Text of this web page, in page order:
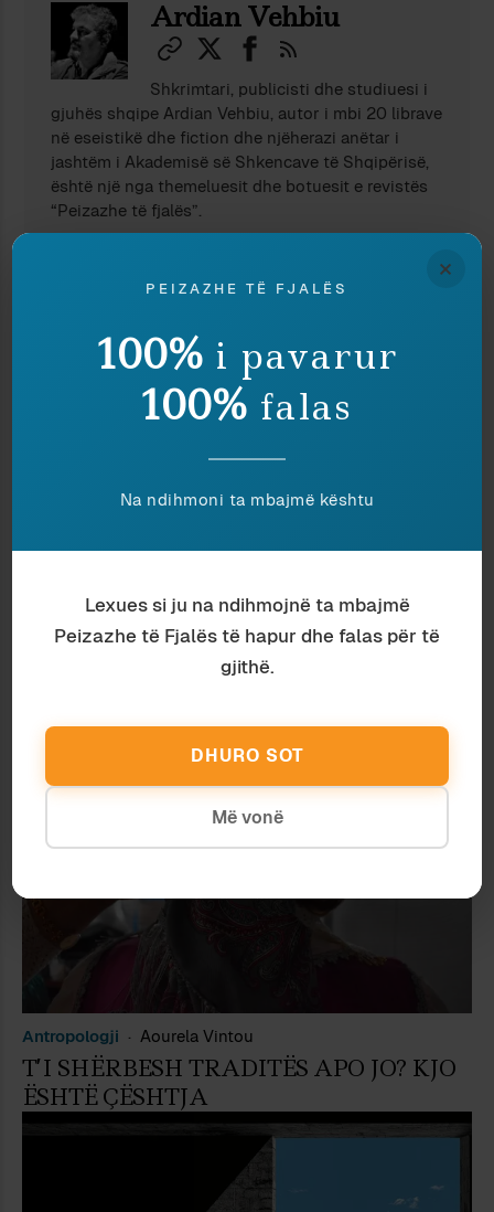
Ardian Vehbiu
Shkrimtari, publicisti dhe studiuesi i
gjuhës shqipe Ardian Vehbiu, autor i mbi 20 librave
në eseistikë dhe fiction dhe njëherazi anëtar i
jashtëm i Akademisë së Shkencave të Shqipërisë,
është një nga themeluesit dhe botuesit e revistës
“Peizazhe të fjalës”.
Ardian Vehbiu
Antropologji Aourela Vintou
T’I SHËRBESH TRADITËS APO JO? KJO
ËSHTË ÇËSHTJA
×
PEIZAZHE TË FJALËS
100% i pavarur
100% falas
Na ndihmoni ta mbajmë kështu
Lexues si ju na ndihmojnë ta mbajmë
Peizazhe të Fjalës të hapur dhe falas për të
gjithë.
DHURO SOT
Më vonë